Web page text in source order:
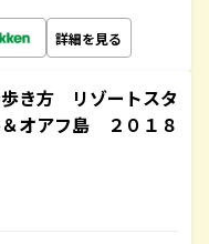
詳細を見る
き方 リゾートスタ
オアフ島 ２０１８